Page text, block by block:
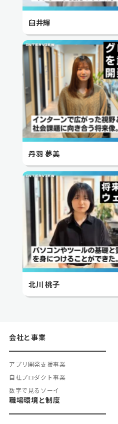
臼井輝
丹羽 夢美
北川 桃子
会社と事業
アプリ開発支援事業
自社プロダクト事業
数字で見るソーイ
職場環境と制度